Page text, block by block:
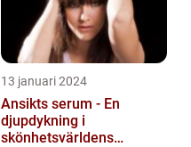
13 januari 2024
Ansikts serum - En
djupdykning i
skönhetsvärldens